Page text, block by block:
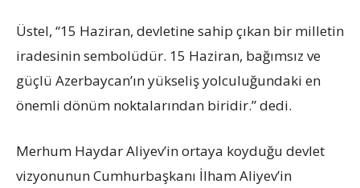
Üstel, “15 Haziran, devletine sahip çıkan bir milletin
iradesinin sembolüdür. 15 Haziran, bağımsız ve
güçlü Azerbaycan’ın yükseliş yolculuğundaki en
önemli dönüm noktalarından biridir.” dedi.
Merhum Haydar Aliyev’in ortaya koyduğu devlet
vizyonunun Cumhurbaşkanı İlham Aliyev’in